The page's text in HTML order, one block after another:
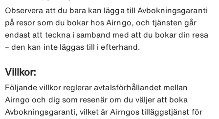
Observera att du bara kan lägga till Avbokningsgaranti
på resor som du bokar hos Airngo, och tjänsten går
endast att teckna i samband med att du bokar din resa
– den kan inte läggas till i efterhand.
Villkor:
Följande villkor reglerar avtalsförhållandet mellan
Airngo och dig som resenär om du väljer att boka
Avbokningsgaranti, vilket är Airngos tilläggstjänst för